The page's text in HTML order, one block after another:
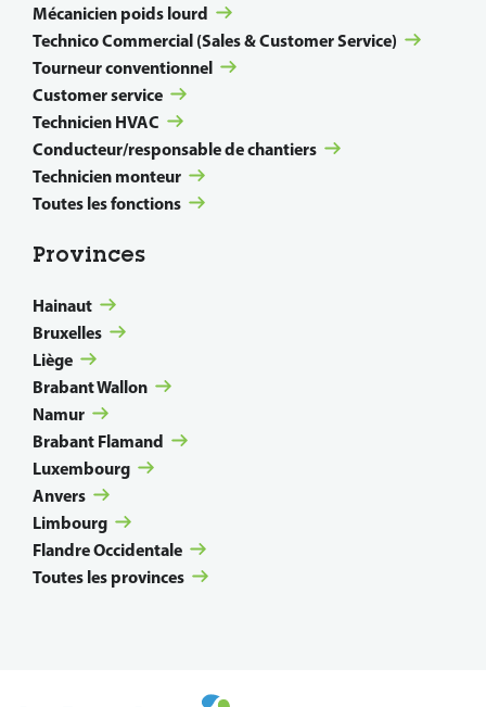
Mécanicien poids lourd
Technico Commercial (Sales & Customer Service)
Tourneur conventionnel
Customer service
Technicien HVAC
Conducteur/responsable de chantiers
Technicien monteur
Toutes les fonctions
Provinces
Hainaut
Bruxelles
Liège
Brabant Wallon
Namur
Brabant Flamand
Luxembourg
Anvers
Limbourg
Flandre Occidentale
Toutes les provinces